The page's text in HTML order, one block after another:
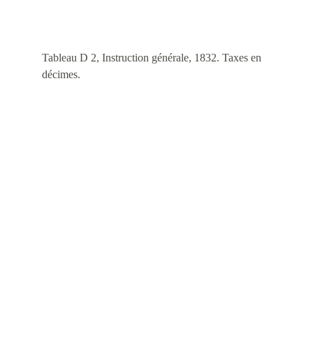
Tableau D 2, Instruction générale, 1832. Taxes en
décimes.